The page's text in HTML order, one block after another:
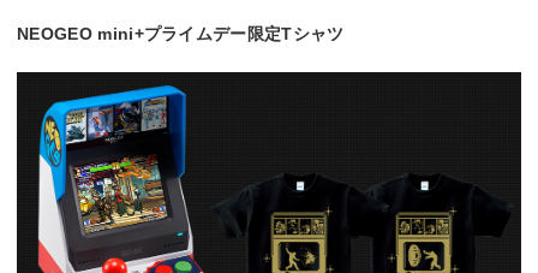
NEOGEO mini+プライムデー限定Tシャツ